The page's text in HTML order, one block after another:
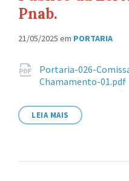
Pnab.
21/05/2025 em PORTARIA
Anexos
Portaria-026-
Chamamento-01.pdf
LEIA MAIS